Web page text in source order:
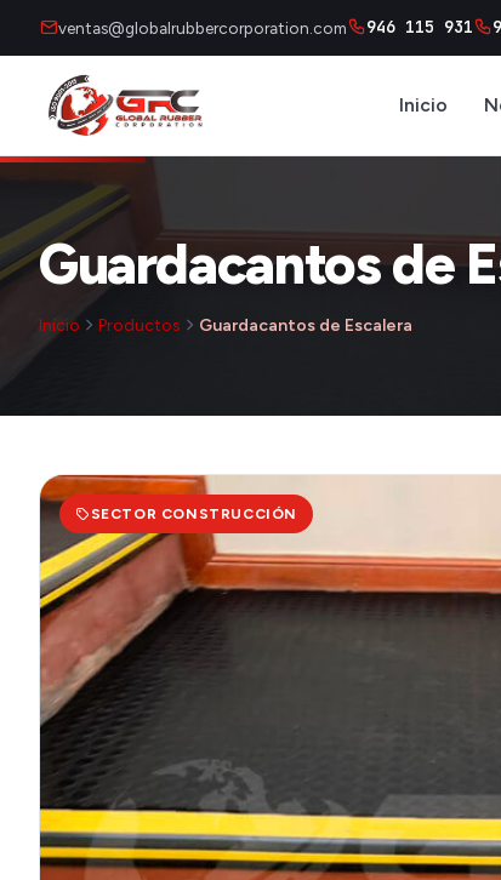
ventas@globalrubbercorporation.com 946 115 931
Inicio
Guardacantos de
Inicio Productos Guardacantos de Escalera
SECTOR CONSTRUCCIÓN